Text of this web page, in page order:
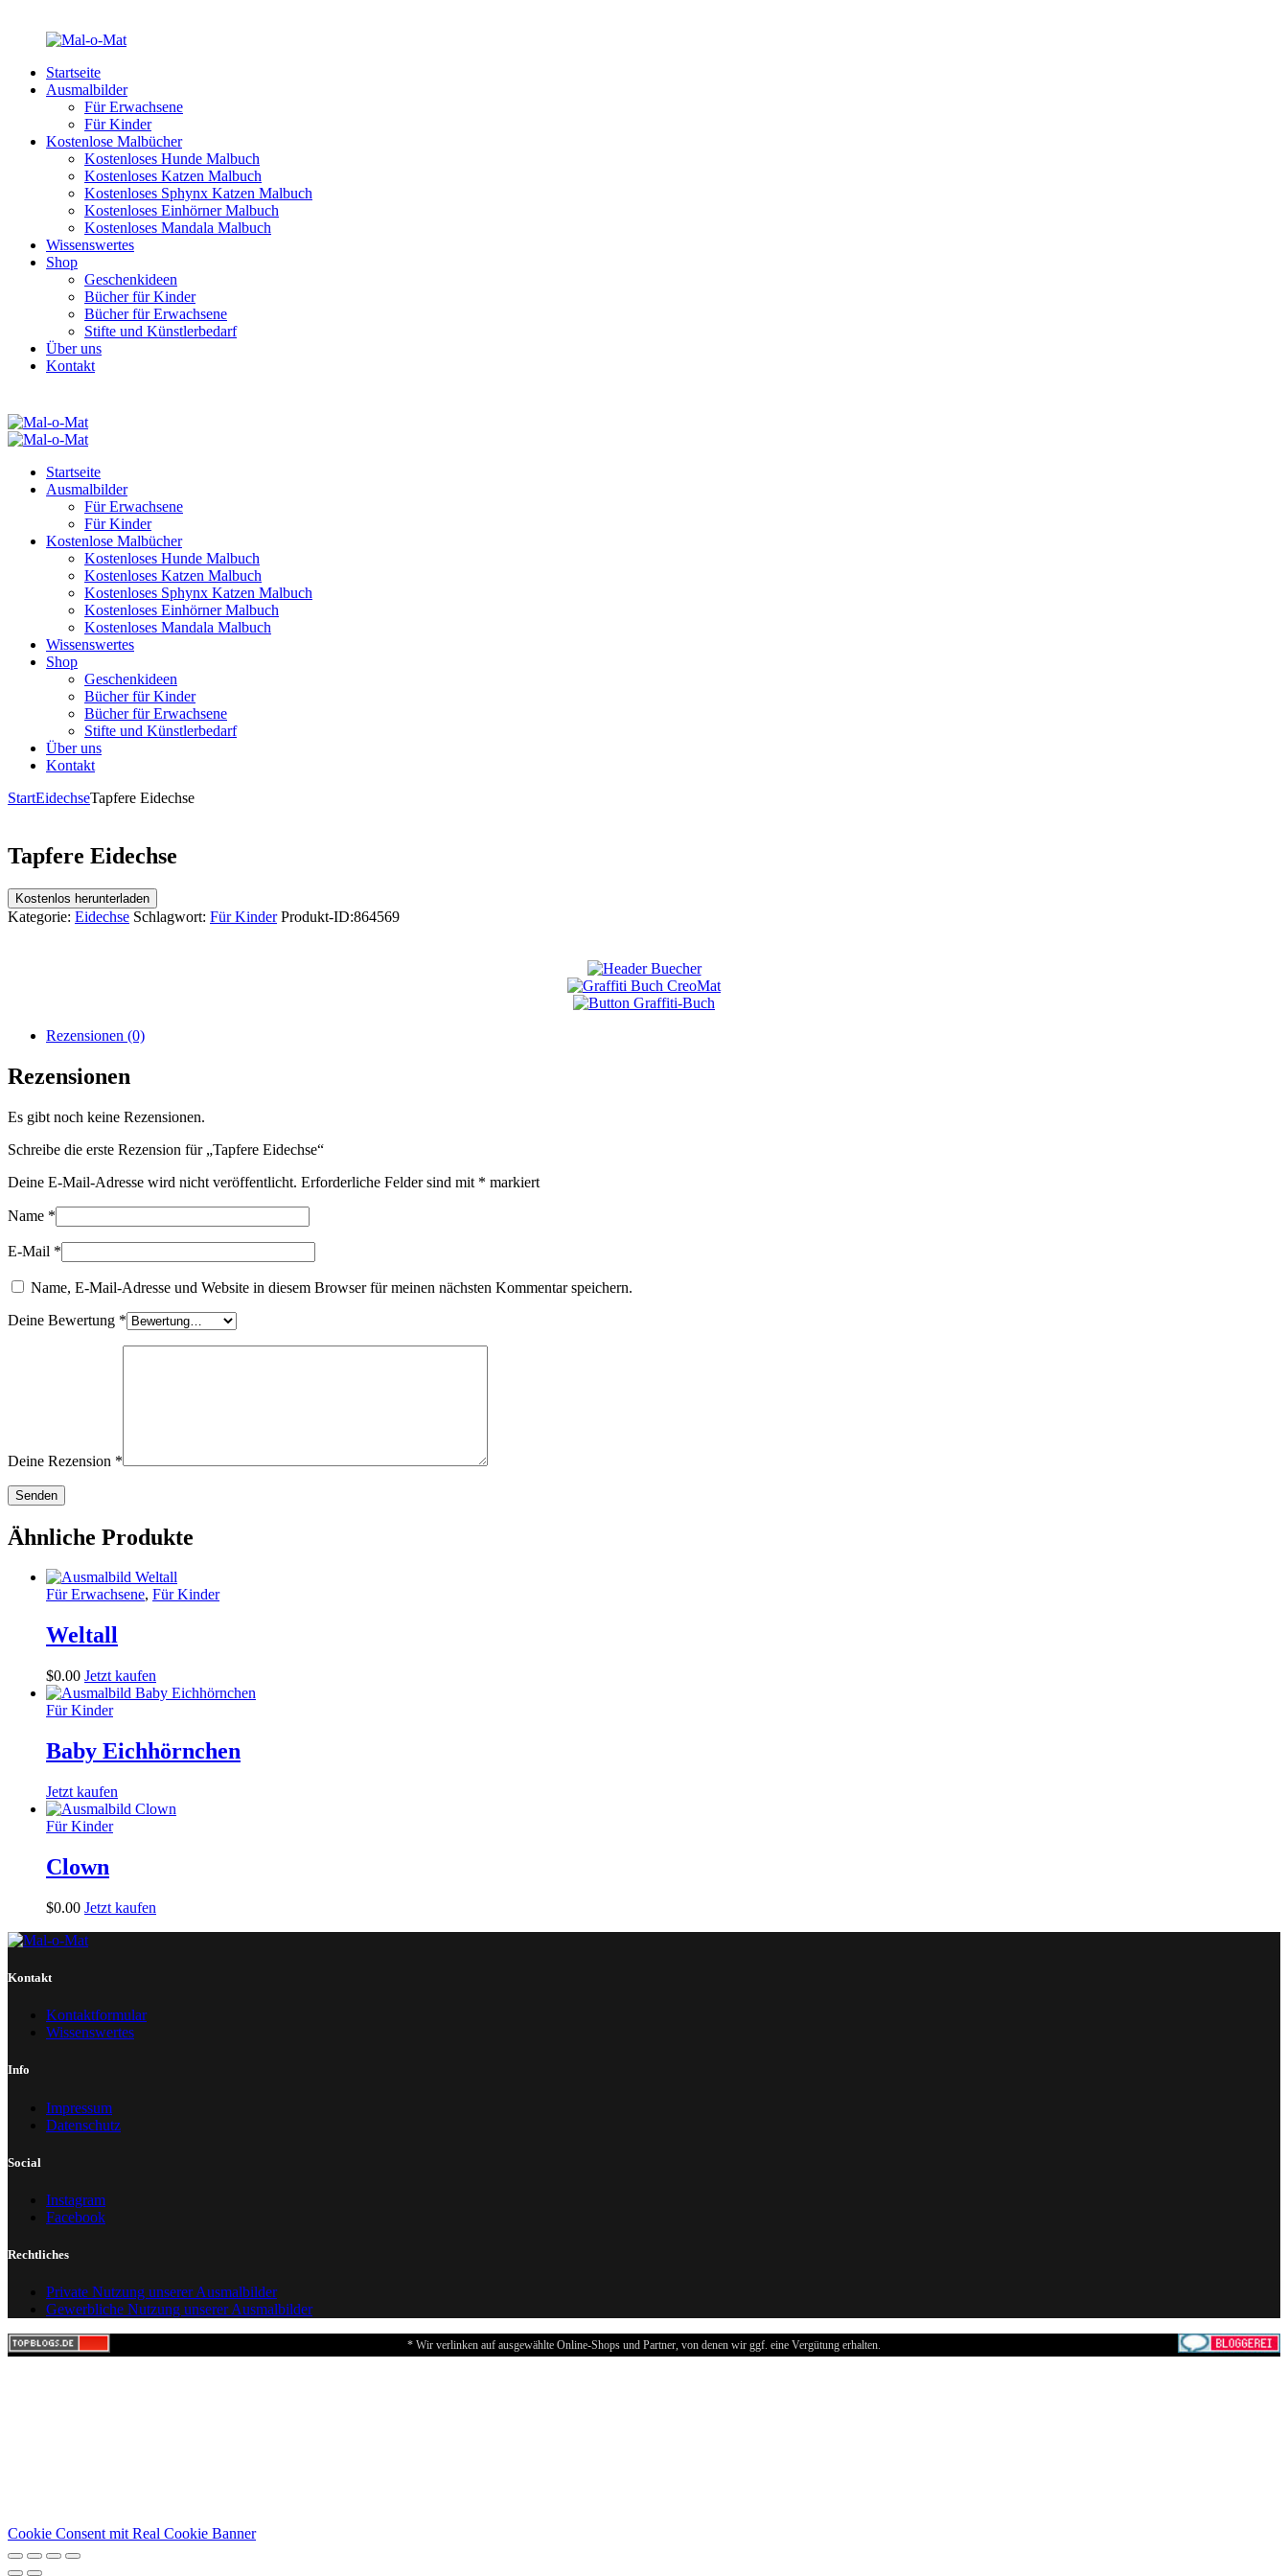
Startseite
Ausmalbilder
Für Erwachsene
Für Kinder
Kostenlose Malbücher
Kostenloses Hunde Malbuch
Kostenloses Katzen Malbuch
Kostenloses Sphynx Katzen Malbuch
Kostenloses Einhörner Malbuch
Kostenloses Mandala Malbuch
Wissenswertes
Shop
Geschenkideen
Bücher für Kinder
Bücher für Erwachsene
Stifte und Künstlerbedarf
Über uns
Kontakt
Startseite
Ausmalbilder
Für Erwachsene
Für Kinder
Kostenlose Malbücher
Kostenloses Hunde Malbuch
Kostenloses Katzen Malbuch
Kostenloses Sphynx Katzen Malbuch
Kostenloses Einhörner Malbuch
Kostenloses Mandala Malbuch
Wissenswertes
Shop
Geschenkideen
Bücher für Kinder
Bücher für Erwachsene
Stifte und Künstlerbedarf
Über uns
Kontakt
StartEidechseTapfere Eidechse
Tapfere Eidechse
Kostenlos herunterladen
Kategorie: Eidechse Schlagwort: Für Kinder Produkt-ID:864569
Rezensionen (0)
Rezensionen
Es gibt noch keine Rezensionen.
Schreibe die erste Rezension für „Tapfere Eidechse“
Deine E-Mail-Adresse wird nicht veröffentlicht. Erforderliche Felder sind mit * markiert
Name *
E-Mail *
Name, E-Mail-Adresse und Website in diesem Browser für meinen nächsten Kommentar speichern.
Deine Bewertung *
Deine Rezension *
Ähnliche Produkte
Für Erwachsene, Für Kinder
Weltall
$0.00 Jetzt kaufen
Für Kinder
Baby Eichhörnchen
Jetzt kaufen
Für Kinder
Clown
$0.00 Jetzt kaufen
Kontakt
Kontaktformular
Wissenswertes
Info
Impressum
Datenschutz
Social
Instagram
Facebook
Rechtliches
Private Nutzung unserer Ausmalbilder
Gewerbliche Nutzung unserer Ausmalbilder
* Wir verlinken auf ausgewählte Online-Shops und Partner, von denen wir ggf. eine Vergütung erhalten.
Cookie Consent mit Real Cookie Banner